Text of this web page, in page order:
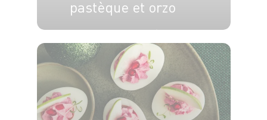
pastèque et orzo